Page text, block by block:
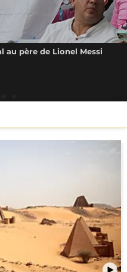
père de Lionel Messi